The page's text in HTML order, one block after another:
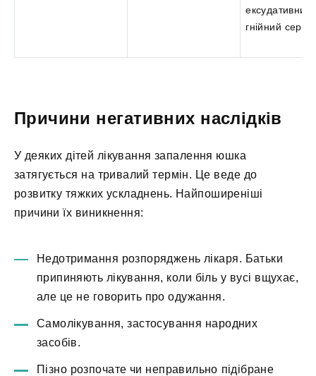
ексудативний
гнійний
Причини негативних наслідків
У деяких дітей лікування запалення юшка
затягується на тривалий термін. Це веде до
розвитку тяжких ускладнень. Найпоширеніші
причини їх виникнення:
Недотримання розпоряджень лікаря. Батьки
припиняють лікування, коли біль у вусі вщухає,
але це не говорить про одужання.
Самолікування, застосування народних
засобів.
Пізно розпочате чи неправильно підібране